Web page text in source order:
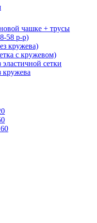
чашке + трусы
58 р-р)
кружева)
с кружевом)
сетки
кружева